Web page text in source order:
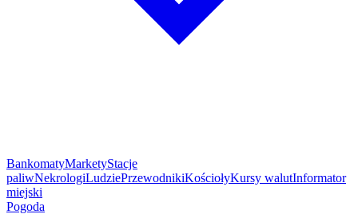
BankomatyMarketyStacje
paliwNekrologiLudziePrzewodnikiKościołyKursy walutInformator
miejski
Pogoda